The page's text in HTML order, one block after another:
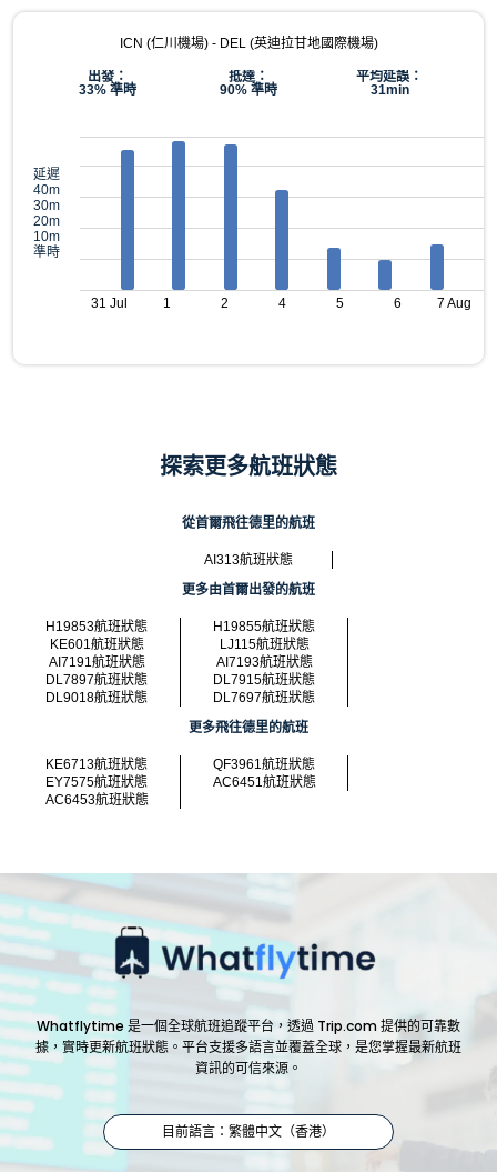
ICN (仁川機場) - DEL (英迪拉甘地國際機場)
出發：
33% 準時
抵達：
90% 準時
平均延誤：
31min
延遲
40m
30m
20m
10m
準時
31 Jul 1 2 4 5 6 7 Aug
探索更多航班狀態
從首爾飛往德里的航班
AI313航班狀態
更多由首爾出發的航班
H19853航班狀態
H19855航班狀態
KE601航班狀態
LJ115航班狀態
AI7191航班狀態
AI7193航班狀態
DL7897航班狀態
DL7915航班狀態
DL9018航班狀態
DL7697航班狀態
更多飛往德里的航班
KE6713航班狀態
QF3961航班狀態
EY7575航班狀態
AC6451航班狀態
AC6453航班狀態
Whatflytime 是一個全球航班追蹤平台，透過 Trip.com 提供的可靠數
據，實時更新航班狀態。平台支援多語言並覆蓋全球，是您掌握最新航班
資訊的可信來源。
目前語言：繁體中文（香港）